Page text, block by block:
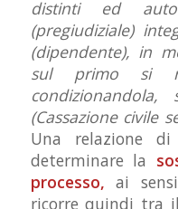
distinti ed
(pregiudiziale)
(dipendente), in
sul primo si
(Cassazione civile
Una relazione
determinare la
processo, ai
ricorre quindi tra